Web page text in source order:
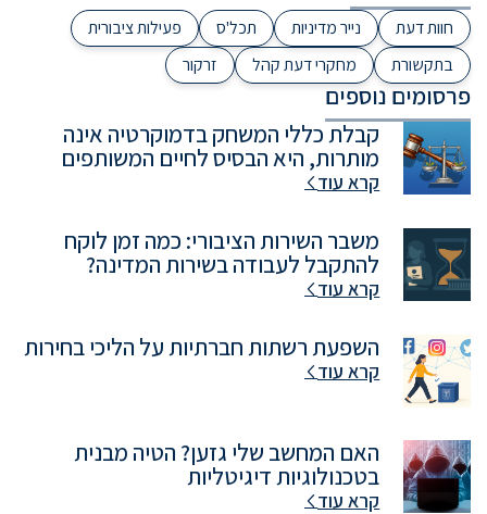
חוות דעת נייר מדיניות תכל'ס
פעילות ציבורית
בתקשורת
מחקרי דעת קהל זרקור
פרסומים נוספים
קבלת כללי המשחק בדמוקרטיה אינה
מותרות, היא הבסיס לחיים המשותפים
קרא עוד
משבר השירות הציבורי: כמה זמן לוקח
להתקבל לעבודה בשירות המדינה?
קרא עוד
השפעת רשתות חברתיות על הליכי בחירות
קרא עוד
האם המחשב שלי גזען? הטיה מבנית
בטכנולוגיות דיגיטליות
קרא עוד